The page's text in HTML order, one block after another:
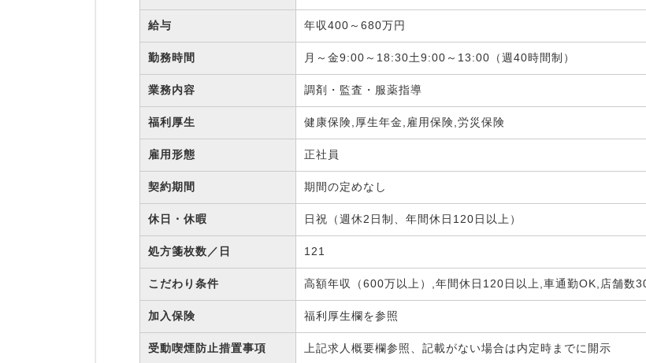
給与 年収400～680万円
勤務時間 月～金9:00～18:30土9:00～13:00（週40時間制）
業務内容 調剤・監査・服薬指導
福利厚生 健康保険,厚生年金,雇用保険,労災保険
雇用形態 正社員
契約期間 期間の定めなし
休日・休暇 日祝（週休2日制、年間休日120日以上）
処方箋枚数／日 121
こだわり条件 高額年収（600万以上）,年間休日120日以上,車通勤OK,店舗数
加入保険 福利厚生欄を参照
受動喫煙防止措置事項 上記求人概要欄参照、記載がない場合は内定時までに開示